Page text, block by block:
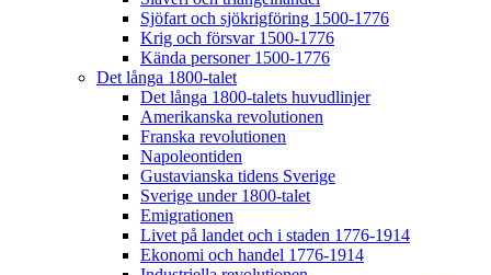
Sjöfart och sjökrigföring 1500-1776
Krig och försvar 1500-1776
Kända personer 1500-1776
Det långa 1800-talet
Det långa 1800-talets huvudlinjer
Amerikanska revolutionen
Franska revolutionen
Napoleontiden
Gustavianska tidens Sverige
Sverige under 1800-talet
Emigrationen
Livet på landet och i staden 1776-1914
Ekonomi och handel 1776-1914